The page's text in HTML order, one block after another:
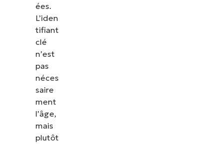
ées.
L’iden
tifiant
clé
n’est
pas
néces
saire
ment
l’âge,
mais
plutôt